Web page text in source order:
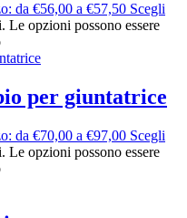
da €56,00 a €57,50 Scegli
Le opzioni possono essere
per giuntatrice
da €70,00 a €97,00 Scegli
Le opzioni possono essere